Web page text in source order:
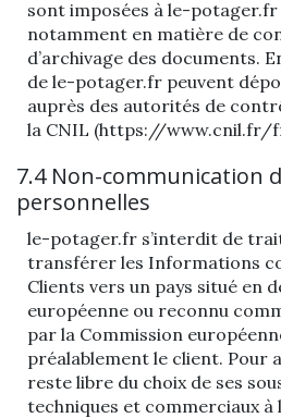
sont imposées à le-potager.fr
notamment en matière de
d’archivage des documents.
de le-potager.fr peuvent
auprès des autorités de
la CNIL (https://www.cnil.fr/
7.4 Non-communication
personnelles
le-potager.fr s’interdit de
transférer les Informations
Clients vers un pays situé en
européenne ou reconnu
par la Commission
préalablement le client. Pour
reste libre du choix de ses
techniques et commerciaux à